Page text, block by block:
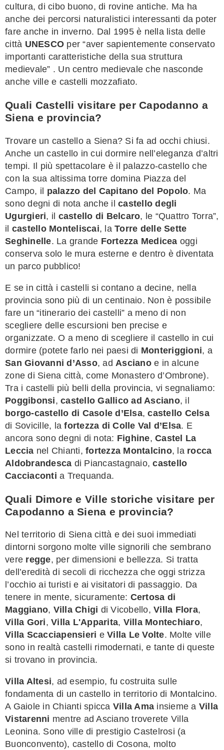
cultura, di cibo buono, di rovine antiche. Ma ha
anche dei percorsi naturalistici interessanti da poter
fare anche in inverno. Dal 1995 è nella lista delle
città UNESCO per “aver sapientemente conservato
importanti caratteristiche della sua struttura
medievale” . Un centro medievale che nasconde
anche ville e castelli mozzafiato.
Quali Castelli visitare per Capodanno a
Siena e provincia?
Trovare un castello a Siena? Si fa ad occhi chiusi.
Anche un castello in cui dormire nell’eleganza d’altri
tempi. Il più spettacolare è il palazzo-castello che
con la sua altissima torre domina Piazza del
Campo, il palazzo del Capitano del Popolo. Ma
sono degni di nota anche il castello degli
Ugurgieri, il castello di Belcaro, le “Quattro Torra”,
il castello Monteliscai, la Torre delle Sette
Seghinelle. La grande Fortezza Medicea oggi
conserva solo le mura esterne e dentro è diventata
un parco pubblico!
E se in città i castelli si contano a decine, nella
provincia sono più di un centinaio. Non è possibile
fare un “itinerario dei castelli” a meno di non
scegliere delle escursioni ben precise e
organizzate. O a meno di scegliere il castello in cui
dormire (potete farlo nei paesi di Monteriggioni, a
San Giovanni d’Asso, ad Asciano e in alcune
zone di Siena città, come Monastero d’Ombrone).
Tra i castelli più belli della provincia, vi segnaliamo:
Poggibonsi, castello Gallico ad Asciano, il
borgo-castello di Casole d’Elsa,castello Celsa
di Sovicille, lafortezza di Colle Val d’Elsa. E
ancora sono degni di nota: Fighine, Castel La
Leccia nel Chianti, fortezza Montalcino, la rocca
Aldobrandesca di Piancastagnaio,castello
Cacciaconti a Trequanda.
Quali Dimore e Ville storiche visitare per
Capodanno a Siena e provincia?
Nel territorio di Siena città e dei suoi immediati
dintorni sorgono molte ville signorili che sembrano
vere regge, per dimensioni e bellezza. Si tratta
dell’eredità di secoli di ricchezza che oggi strizza
l’occhio ai turisti e ai visitatori di passaggio. Da
tenere in mente, sicuramente: Certosa di
Maggiano, Villa Chigi di Vicobello, Villa Flora,
Villa Gori, Villa L'Apparita, Villa Montechiaro,
Villa Scacciapensieri e Villa Le Volte. Molte ville
sono in realtà castelli rimodernati, e tante di queste
si trovano in provincia.
Villa Altesi, ad esempio, fu costruita sulle
fondamenta di un castello in territorio di Montalcino.
A Gaiole in Chianti spicca Villa Ama insieme a Villa
Vistarenni mentre ad Asciano troverete Villa
Leonina. Sono ville di prestigio Castelrosi (a
Buonconvento), castello di Cosona, molto